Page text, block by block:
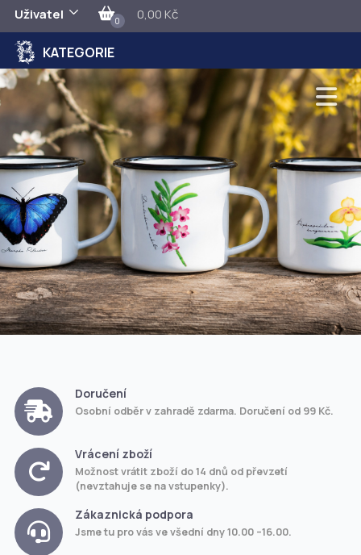
Uživatel 0 0,00 Kč
KATEGORIE
Doručení
Osobní odběr v zahradě zdarma. Doručení od 99 Kč.
Vrácení zboží
Možnost vrátit zboží do 14 dnů od převzetí
(nevztahuje se na vstupenky).
Zákaznická podpora
Jsme tu pro vás ve všední dny 10.00 –16.00.